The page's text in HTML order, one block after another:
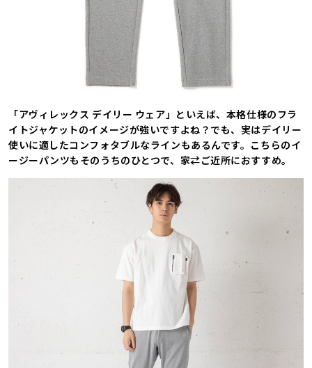
「アヴィレックス デイリー ウェア」といえば、本格仕様のフラ
イトジャケットのイメージが強いですよね？でも、実はデイリー
使いに適したコンフォタブルなラインもあるんです。こちらのイ
ージーパンツもそのうちのひとつで、家⇄ご近所におすすめ。